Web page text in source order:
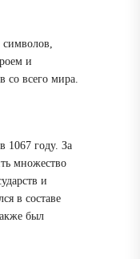
символов,
и
со всего мира.
1067 году. За
множество
и
в составе
был